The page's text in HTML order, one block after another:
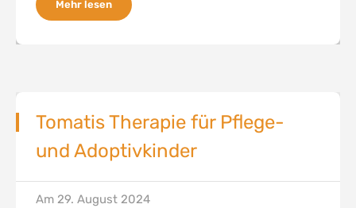
Mehr lesen
Tomatis Therapie für Pflege-
und Adoptivkinder
Am 29. August 2024